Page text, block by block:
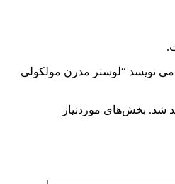
می نویسد “لوستر مدرن مولکولی
شد. بخش‌های موردنیاز